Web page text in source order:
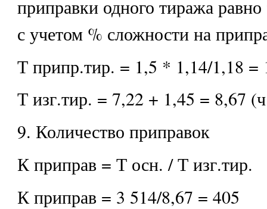
приправки одного тиража
с учетом % сложности на
Т припр.тир. = 1,5 * 1,14/1,18 =
Т изг.тир. = 7,22 + 1,45 = 8,67
9. Количество приправок
К приправ = Т осн. / Т изг.тир.
К приправ = 3 514/8,67 = 405